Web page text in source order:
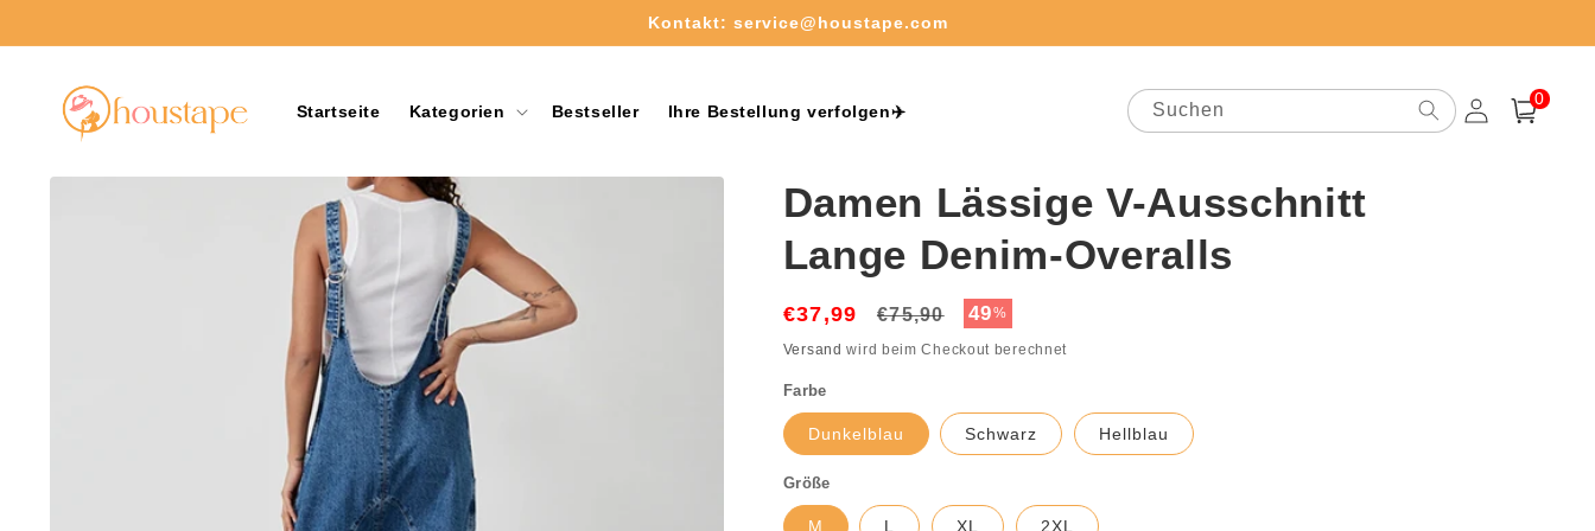
Inhalt
Kostenloser Versand ab 50€✈️
Startseite Kategorien Bestseller Ihre Bestellung verfolgen✈️ Suchen EinloggenWarenkorb
0
Artikel
Zu
Damen Lässige V-Ausschnitt
Lange Denim-Overalls
€37,99
Normaler
Preis
€75,90 Verkaufspreis
49%
Versand wird beim Checkout berechnet
Farbe
Dunkelblau Schwarz Hellblau
Größe
M L XL 2XL